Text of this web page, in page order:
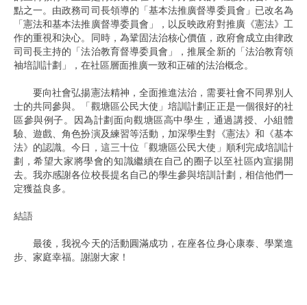
點之一。由政務司司長領導的「基本法推廣督導委員會」已改名為
「憲法和基本法推廣督導委員會」，以反映政府對推廣《憲法》工
作的重視和決心。同時，為鞏固法治核心價值，政府會成立由律政
司司長主持的「法治教育督導委員會」，推展全新的「法治教育領
袖培訓計劃」，在社區層面推廣一致和正確的法治概念。
要向社會弘揚憲法精神，全面推進法治，需要社會不同界別人
士的共同參與。「觀塘區公民大使」培訓計劃正正是一個很好的社
區參與例子。因為計劃面向觀塘區高中學生，通過講授、小組體
驗、遊戲、角色扮演及練習等活動，加深學生對《憲法》和《基本
法》的認識。今日，這三十位「觀塘區公民大使」順利完成培訓計
劃，希望大家將學會的知識繼續在自己的圈子以至社區內宣揚開
去。我亦感謝各位校長提名自己的學生參與培訓計劃，相信他們一
定獲益良多。
結語
最後，我祝今天的活動圓滿成功，在座各位身心康泰、學業進
步、家庭幸福。謝謝大家！